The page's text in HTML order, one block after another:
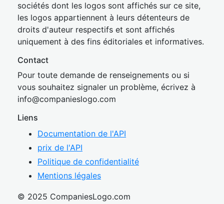
sociétés dont les logos sont affichés sur ce site,
les logos appartiennent à leurs détenteurs de
droits d'auteur respectifs et sont affichés
uniquement à des fins éditoriales et informatives.
Contact
Pour toute demande de renseignements ou si
vous souhaitez signaler un problème, écrivez à
info@companieslogo.com
Liens
Documentation de l'API
prix de l'API
Politique de confidentialité
Mentions légales
© 2025 CompaniesLogo.com